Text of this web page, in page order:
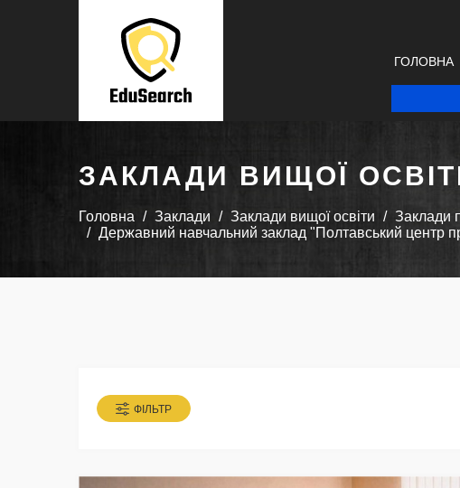
ГОЛОВНА
ЗАКЛАДИ ВИЩОЇ
Головна Заклади Заклади вищої освіти
Заклади
Державний навчальний заклад "Полтавський центр
ФІЛЬТР